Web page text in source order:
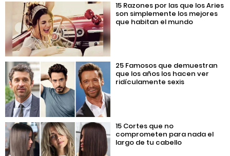
15 Razones por las que los Aries
son simplemente los mejores
que habitan el mundo
25 Famosos que demuestran
que los años los hacen ver
ridículamente sexis
15 Cortes que no
comprometen para nada el
largo de tu cabello